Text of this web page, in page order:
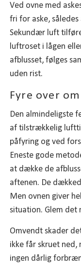
Ved ovne med
fri for aske,
Sekundær luft
luftroset i lågen
afblusset, følges
uden rist.
Fyre over
Den almindeligste
af tilstrækkelig
påfyring og ved
Eneste gode
at dække de
aftenen. De
Men ovnen giver
situation. Glem det
Omvendt skader
ikke får skruet
ingen dårlig